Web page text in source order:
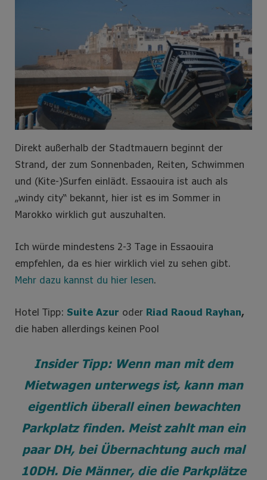
Direkt außerhalb der Stadtmauern beginnt der
Strand, der zum Sonnenbaden, Reiten, Schwimmen
und (Kite-)Surfen einlädt. Essaouira ist auch als
„windy city“ bekannt, hier ist es im Sommer in
Marokko wirklich gut auszuhalten.
Ich würde mindestens 2-3 Tage in Essaouira
empfehlen, da es hier wirklich viel zu sehen gibt.
Mehr dazu kannst du hier lesen.
Hotel Tipp: Suite Azur oder Riad Raoud Rayhan,
die haben allerdings keinen Pool
Insider Tipp: Wenn man mit dem
Mietwagen unterwegs ist, kann man
eigentlich überall einen bewachten
Parkplatz finden. Meist zahlt man ein
paar DH, bei Übernachtung auch mal
10DH. Die Männer, die die Parkplätze